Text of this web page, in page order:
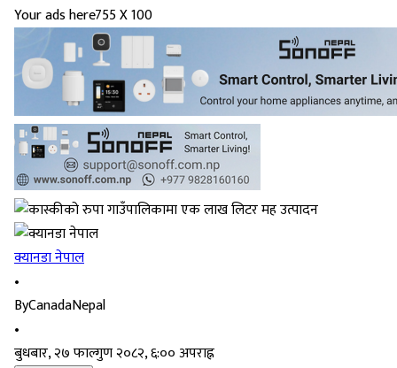
Your ads here755 X 100
क्यानडा नेपाल
•
ByCanadaNepal
•
बुधबार, २७ फाल्गुण २०८२, ६:०० अपराह्न